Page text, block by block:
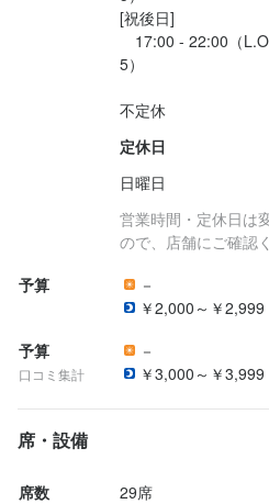
[祝後日]
17:00 - 22:00（
5）
不定休
定休日
日曜日
営業時間・定休日は
ので、店舗にご確認
予算
－
￥2,000～￥2,999
予算
口コミ集計
－
￥3,000～￥3,999
席・設備
席数 29席